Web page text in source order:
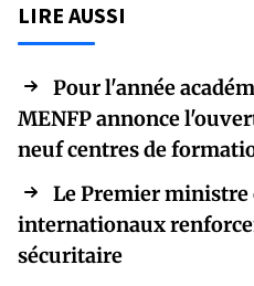
LIRE AUSSI
Pour l'année
MENFP annonce
neuf centres de
Le Premier ministre
internationaux
sécuritaire